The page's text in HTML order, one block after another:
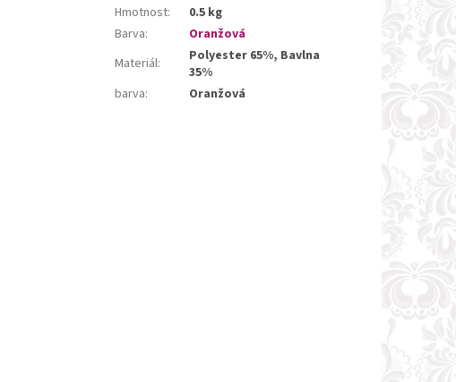
Hmotnost:
0.5 kg
Barva:
Oranžová
Materiál:
Polyester 65%, Bavlna
35%
barva: Oranžová